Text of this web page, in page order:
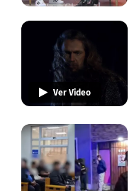
Ver Video